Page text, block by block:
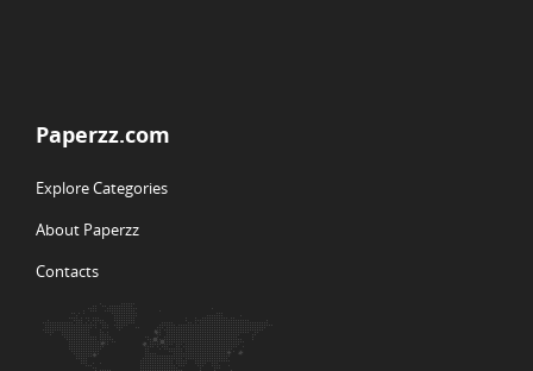
Paperzz.com
Explore Categories
About Paperzz
Contacts